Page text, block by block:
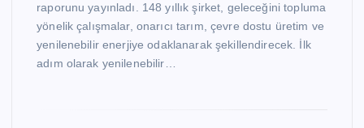
raporunu yayınladı. 148 yıllık şirket, geleceğini topluma
yönelik çalışmalar, onarıcı tarım, çevre dostu üretim ve
yenilenebilir enerjiye odaklanarak şekillendirecek. İlk
adım olarak yenilenebilir…